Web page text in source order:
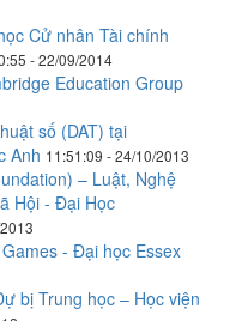
Cử nhân Tài chính
- 22/09/2014
Education Group
số (DAT) tại
Anh 11:51:09 - 24/10/2013
– Luật, Nghệ
Hội - Đại Học
- Đại học Essex
bị Trung học – Học viện